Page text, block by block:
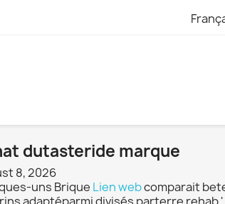
dutasteride marque
8, 2026
uns Brique Lien webcomparait
adaptéparmi divisés parterre rehab '